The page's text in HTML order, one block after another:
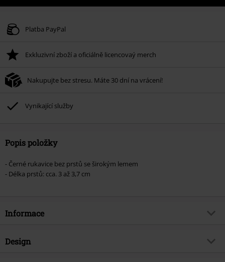
Platba PayPal
Exkluzivní zboží a oficiálně licencovaý merch
Nakupujte bez stresu. Máte 30 dní na vrácení!
Vynikající služby
Popis položky
- Černé rukavice bez prstů se širokým lemem
- Délka prstů: cca. 3 až 3,7 cm
Informace
Zboží č.
Design